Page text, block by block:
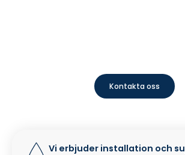
Kontakta oss
Vi erbjuder installation och